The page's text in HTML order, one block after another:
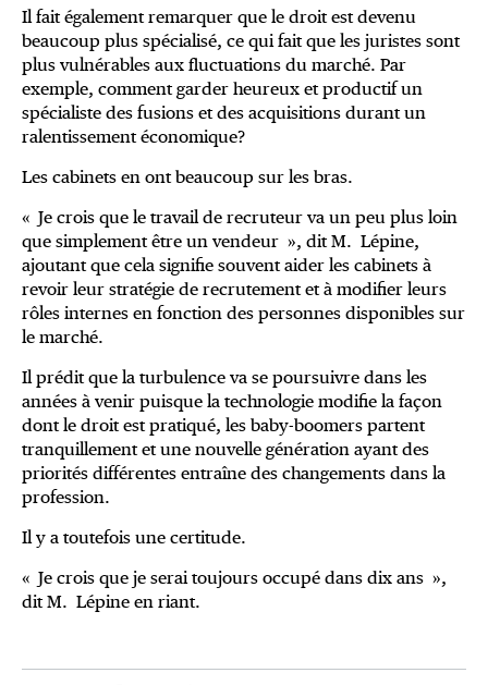
Il fait également remarquer que le droit est devenu
beaucoup plus spécialisé, ce qui fait que les juristes sont
plus vulnérables aux fluctuations du marché. Par
exemple, comment garder heureux et productif un
spécialiste des fusions et des acquisitions durant un
ralentissement économique?
Les cabinets en ont beaucoup sur les bras.
« Je crois que le travail de recruteur va un peu plus loin
que simplement être un vendeur », dit M. Lépine,
ajoutant que cela signifie souvent aider les cabinets à
revoir leur stratégie de recrutement et à modifier leurs
rôles internes en fonction des personnes disponibles sur
le marché.
Il prédit que la turbulence va se poursuivre dans les
années à venir puisque la technologie modifie la façon
dont le droit est pratiqué, les baby-boomers partent
tranquillement et une nouvelle génération ayant des
priorités différentes entraîne des changements dans la
profession.
Il y a toutefois une certitude.
« Je crois que je serai toujours occupé dans dix ans »,
dit M. Lépine en riant.